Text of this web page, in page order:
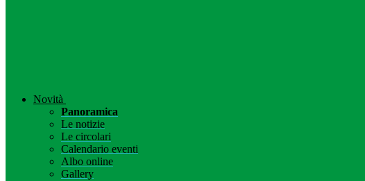
Novità
Panoramica
Le notizie
Le circolari
Calendario eventi
Albo online
Gallery